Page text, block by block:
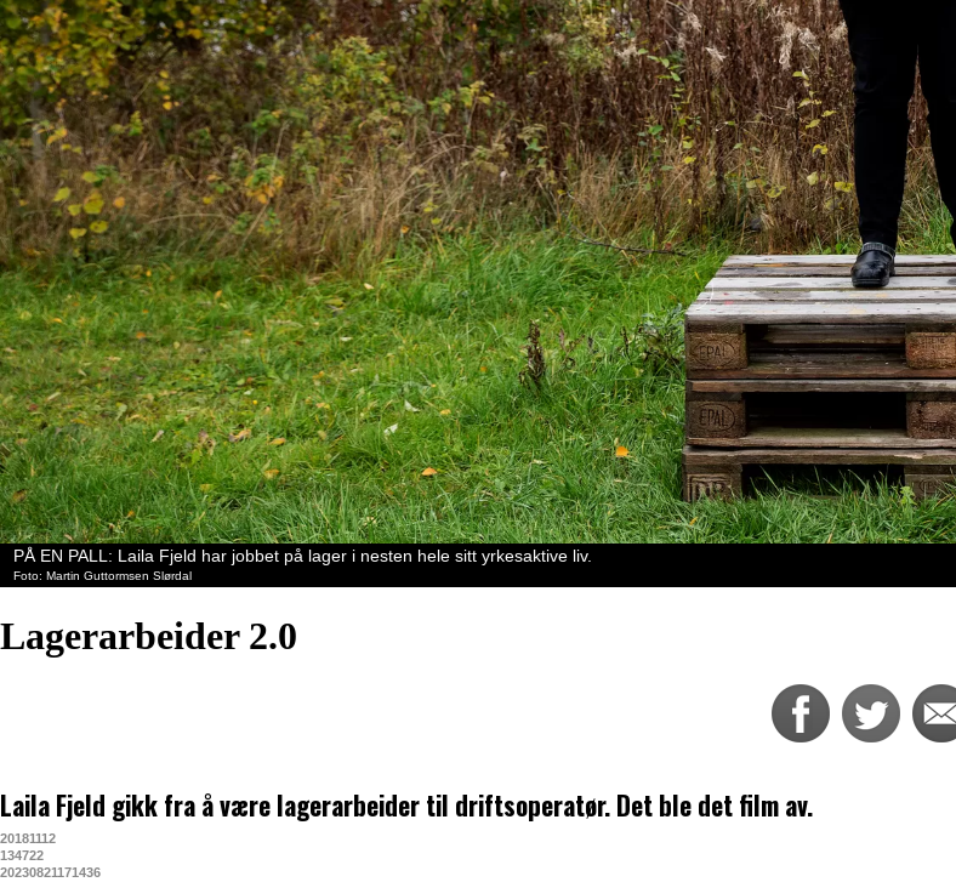
PÅ EN PALL: Laila Fjeld har jobbet på lager i nesten hele sitt yrkesaktive liv.
Martin Guttormsen Slørdal
Lagerarbeider 2.0
Laila Fjeld gikk fra å være lagerarbeider til driftsoperatør. Det ble det film av.
20181112
134722
20230821171436